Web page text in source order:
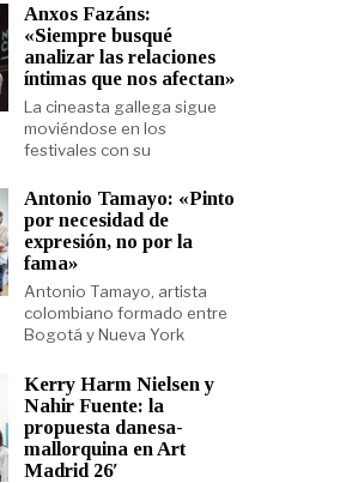
Anxos Fazáns:
«Siempre busqué
analizar las relaciones
íntimas que nos afectan»
La cineasta gallega sigue
moviéndose en los
festivales con su
Antonio Tamayo: «Pinto
por necesidad de
expresión, no por la
fama»
Antonio Tamayo, artista
colombiano formado entre
Bogotá y Nueva York
Kerry Harm Nielsen y
Nahir Fuente: la
propuesta danesa-
mallorquina en Art
Madrid 26′